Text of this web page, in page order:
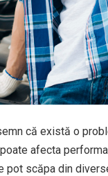
că există o
afecta
pot scăpa din